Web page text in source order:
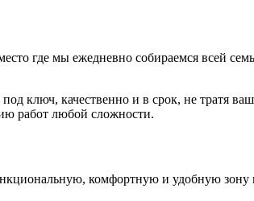
где мы ежедневно собираемся всей
под ключ, качественно и в срок, не тратя
работ любой сложности.
, комфортную и удобную зону